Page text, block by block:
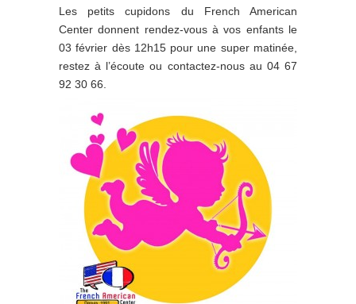
Les petits cupidons du French American
Center donnent rendez-vous à vos enfants le
03 février dès 12h15 pour une super matinée,
restez à l’écoute ou contactez-nous au 04 67
92 30 66.